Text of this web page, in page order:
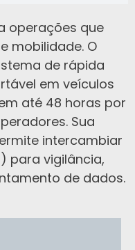
operações que
mobilidade. O
de rápida
em veículos
até 48 horas por
Sua
intercambiar
para vigilância,
de dados.